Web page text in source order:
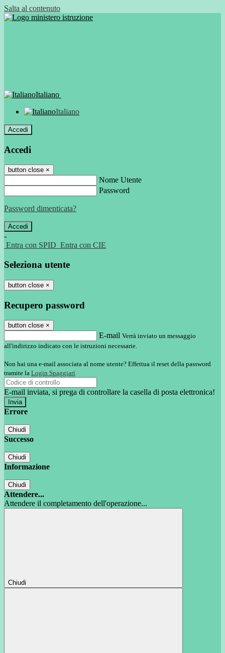
Salta al contenuto
Italiano
Italiano
Accedi
Accedi
button close ×
Nome Utente
Password
Password dimenticata?
-
Entra con SPID Entra con CIE
Seleziona utente
button close ×
Recupero password
button close ×
E-mail Verrà inviato un messaggio
all'indirizzo indicato con le istruzioni necessarie.
Non hai una e-mail associata al nome utente? Effettua il reset della password
tramite la Login Spaggiari
E-mail inviata, si prega di controllare la casella di posta elettronica!
Errore
Chiudi
Successo
Chiudi
Informazione
Chiudi
Attendere...
Attendere il completamento dell'operazione...
Chiudi